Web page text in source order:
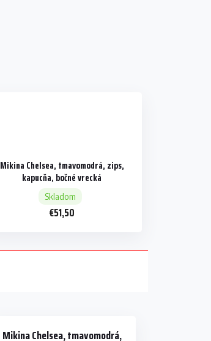
Mikina Chelsea, tmavomodrá, zips,
kapucňa, bočné vrecká
Skladom
€51,50
Mikina Chelsea, tmavomodrá,